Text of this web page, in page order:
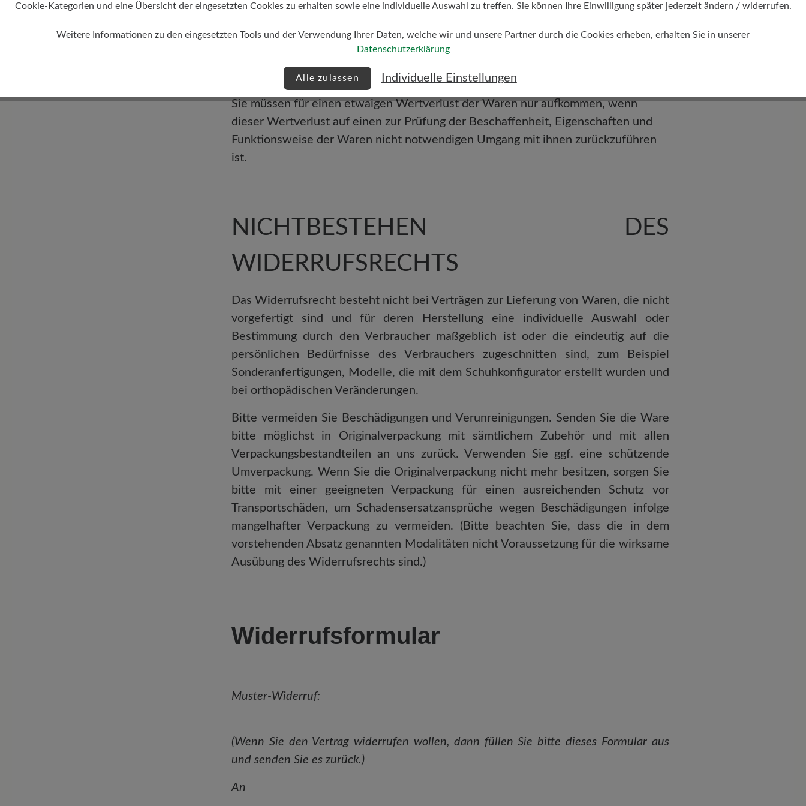
zurück zusenden oder zu übergeben. Die Frist ist gewahrt, wenn Sie die Waren vor
Ablauf der Frist von vierzehn Tagen absenden. Wir tragen die Kosten der
Rücksendung der Waren innerhalb Deutschlands.
Sie müssen für einen etwaigen Wertverlust der Waren nur aufkommen, wenn
dieser Wertverlust auf einen zur Prüfung der Beschaffenheit, Eigenschaften und
Funktionsweise der Waren nicht notwendigen Umgang mit ihnen zurückzuführen
ist.
NICHTBESTEHEN DES
WIDERRUFSRECHTS
Das Widerrufsrecht besteht nicht bei Verträgen zur Lieferung von Waren, die nicht
vorgefertigt sind und für deren Herstellung eine individuelle Auswahl oder
Bestimmung durch den Verbraucher maßgeblich ist oder die eindeutig auf die
persönlichen Bedürfnisse des Verbrauchers zugeschnitten sind, zum Beispiel
Sonderanfertigungen, Modelle, die mit dem Schuhkonfigurator erstellt wurden und
bei orthopädischen Veränderungen.
Bitte vermeiden Sie Beschädigungen und Verunreinigungen. Senden Sie die Ware
bitte möglichst in Originalverpackung mit sämtlichem Zubehör und mit allen
Verpackungsbestandteilen an uns zurück. Verwenden Sie ggf. eine schützende
Umverpackung. Wenn Sie die Originalverpackung nicht mehr besitzen, sorgen Sie
bitte mit einer geeigneten Verpackung für einen ausreichenden Schutz vor
Transportschäden, um Schadensersatzansprüche wegen Beschädigungen infolge
mangelhafter Verpackung zu vermeiden. (Bitte beachten Sie, dass die in dem
vorstehenden Absatz genannten Modalitäten nicht Voraussetzung für die wirksame
Ausübung des Widerrufsrechts sind.)
Widerrufsformular
Muster-Widerruf:
(Wenn Sie den Vertrag widerrufen wollen, dann füllen Sie bitte dieses Formular aus
und senden Sie es zurück.)
An
Cookie-Kategorien und eine Übersicht der eingesetzten Cookies zu erhalten sowie eine individuelle Auswahl zu treffen. Sie können Ihre Einwilligung später jederzeit ändern / widerrufen.
Weitere Informationen zu den eingesetzten Tools und der Verwendung Ihrer Daten, welche wir und unsere Partner durch die Cookies erheben, erhalten Sie in unserer
Datenschutzerklärung
Alle zulassen Individuelle Einstellungen